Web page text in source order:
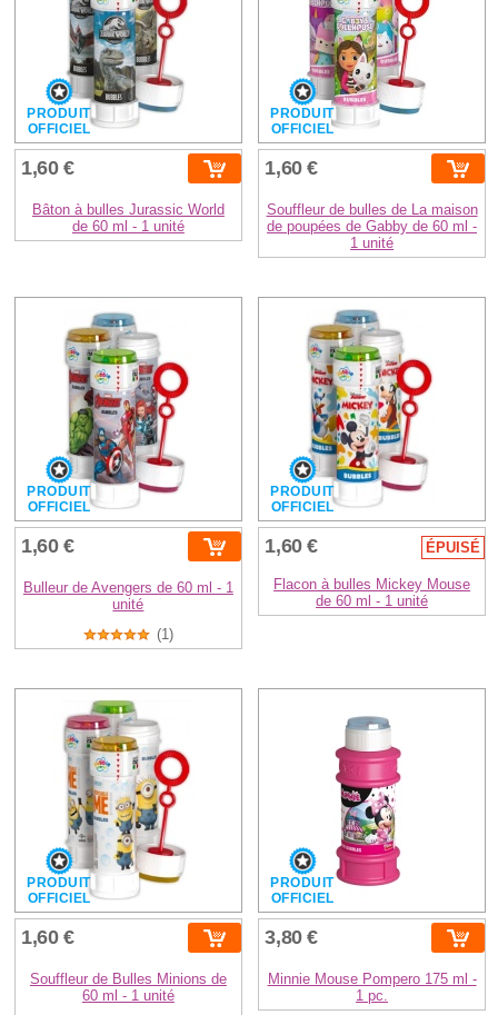
PRODUIT
OFFICIEL
1,60 €
Bâton à bulles Jurassic World
de 60 ml - 1 unité
PRODUIT
OFFICIEL
1,60 €
Souffleur de bulles de La maison
de poupées de Gabby de 60 ml -
1 unité
PRODUIT
OFFICIEL
1,60 €
Bulleur de Avengers de 60 ml - 1
unité
(1)
PRODUIT
OFFICIEL
1,60 € ÉPUISÉ
Flacon à bulles Mickey Mouse
de 60 ml - 1 unité
PRODUIT
OFFICIEL
1,60 €
Souffleur de Bulles Minions de
60 ml - 1 unité
PRODUIT
OFFICIEL
3,80 €
Minnie Mouse Pompero 175 ml -
1 pc.